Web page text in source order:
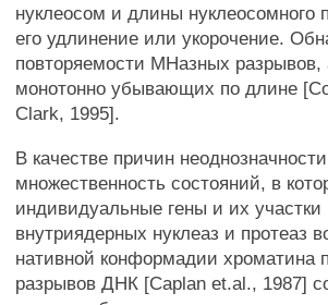
нуклеосом и длины нуклеосомного
его удлинение или укорочение.
повторяемости МНазных разрывов,
монотонно убывающих по длине
Clark, 1995].
В качестве причин
множественность состояний, в
индивидуальные гены и их
внутриядерных нуклеаз и протеаз
нативной конформадии хроматина
разрывов ДНК [Caplan et.al., 1987]